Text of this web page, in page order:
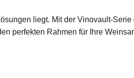
liegt. Mit der Vinovault-
perfekten Rahmen für Ihre